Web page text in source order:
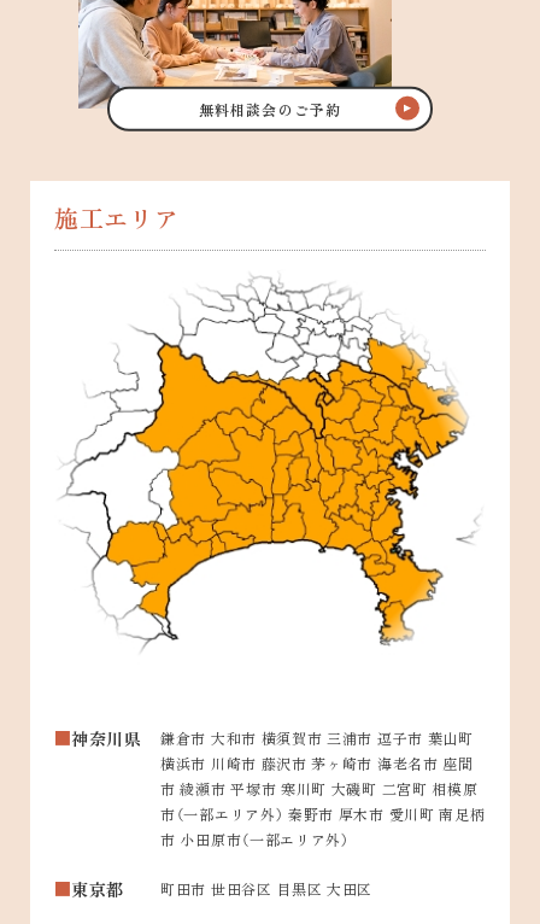
無料相談会のご予約
施工エリア
神奈川県
鎌倉市 大和市 横須賀市 三浦市 逗子市 葉山町
横浜市 川崎市 藤沢市 茅ヶ崎市 海老名市 座間
市 綾瀬市 平塚市 寒川町 大磯町 二宮町 相模原
市（一部エリア外） 秦野市 厚木市 愛川町 南足柄
市 小田原市（一部エリア外）
東京都 町田市 世田谷区 目黒区 大田区